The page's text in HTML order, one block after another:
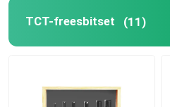
TCT-freesbitset (11)